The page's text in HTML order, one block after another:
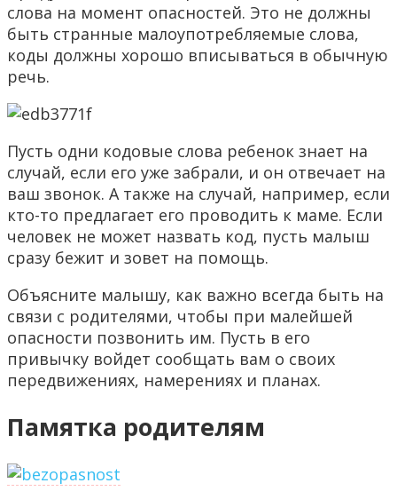
слова на момент опасностей. Это не должны
быть странные малоупотребляемые слова,
коды должны хорошо вписываться в обычную
речь.
Пусть одни кодовые слова ребенок знает на
случай, если его уже забрали, и он отвечает на
ваш звонок. А также на случай, например, если
кто-то предлагает его проводить к маме. Если
человек не может назвать код, пусть малыш
сразу бежит и зовет на помощь.
Объясните малышу, как важно всегда быть на
связи с родителями, чтобы при малейшей
опасности позвонить им. Пусть в его
привычку войдет сообщать вам о своих
передвижениях, намерениях и планах.
Памятка родителям